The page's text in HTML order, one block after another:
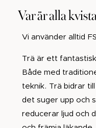
Var är alla
Vi använder alltid
Trä är ett
Både med
teknik. Trä bidrar
det suger upp och
reducerar ljud och